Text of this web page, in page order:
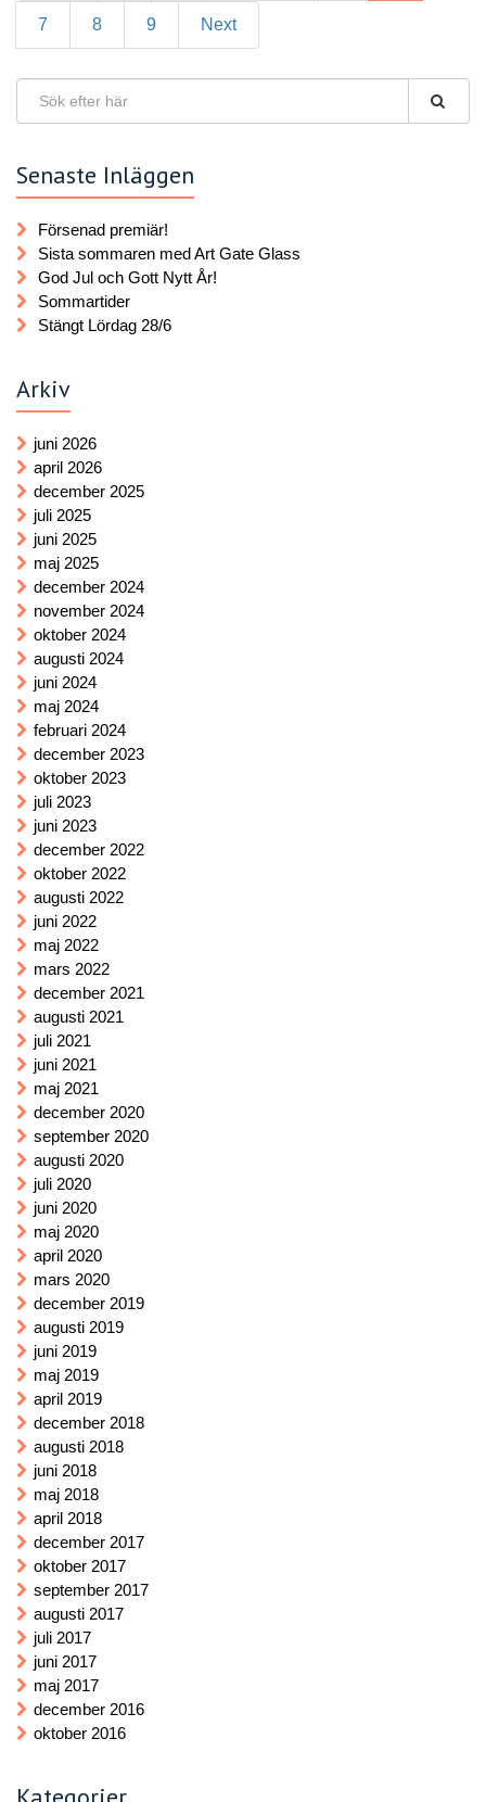
7 8 9 Next
Senaste Inläggen
Försenad premiär!
Sista sommaren med Art Gate Glass
God Jul och Gott Nytt År!
Sommartider
Stängt Lördag 28/6
Arkiv
juni 2026
april 2026
december 2025
juli 2025
juni 2025
maj 2025
december 2024
november 2024
oktober 2024
augusti 2024
juni 2024
maj 2024
februari 2024
december 2023
oktober 2023
juli 2023
juni 2023
december 2022
oktober 2022
augusti 2022
juni 2022
maj 2022
mars 2022
december 2021
augusti 2021
juli 2021
juni 2021
maj 2021
december 2020
september 2020
augusti 2020
juli 2020
juni 2020
maj 2020
april 2020
mars 2020
december 2019
augusti 2019
juni 2019
maj 2019
april 2019
december 2018
augusti 2018
juni 2018
maj 2018
april 2018
december 2017
oktober 2017
september 2017
augusti 2017
juli 2017
juni 2017
maj 2017
december 2016
oktober 2016